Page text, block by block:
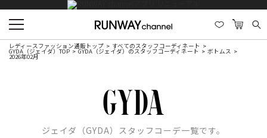
レディースファッション通販トップ すべてのスタッフコーディネート
GYDA（ジェイダ）TOP GYDA（ジェイダ）のスタッフコーディネート ボトムス
2026年02月
ジェイダ（GYDA）スタッフコーデ一覧です。